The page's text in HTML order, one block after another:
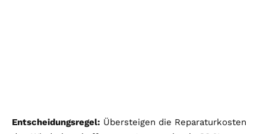
Entscheidungsregel: Übersteigen die Reparaturkosten